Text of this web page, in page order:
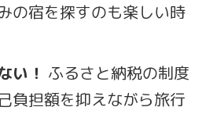
の宿を探すのも楽しい時
い！ ふるさと納税の制度
負担額を抑えながら旅行